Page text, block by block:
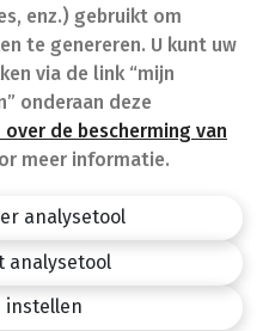
enz.) gebruikt om
te genereren. U kunt uw
via de link “mijn
onderaan deze
over de bescherming van
meer informatie.
analysetool
analysetool
instellen
(FAQ)
Privacy policy